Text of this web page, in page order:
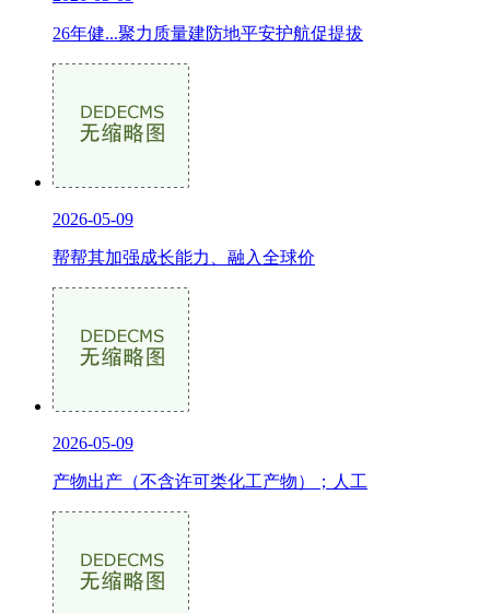
26年健...聚力质量建防地平安护航促提拔
2026-05-09
帮帮其加强成长能力、融入全球价
2026-05-09
产物出产（不含许可类化工产物）；人工